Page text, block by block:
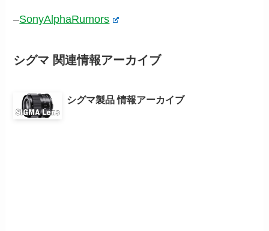
–SonyAlphaRumors
シグマ 関連情報アーカイブ
シグマ製品 情報アーカイブ